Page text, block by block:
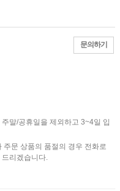
문의하기
말/공휴일을 제외하고 3~4일 입
문 상품의 품절의 경우 전화로
리겠습니다.